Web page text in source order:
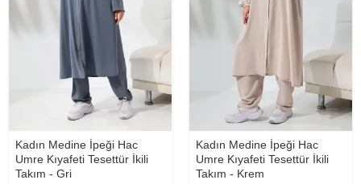
Kadın Medine İpeği Hac
Umre Kıyafeti Tesettür İkili
Takım - Gri
Kadın Medine İpeği Hac
Umre Kıyafeti Tesettür İkili
Takım - Krem